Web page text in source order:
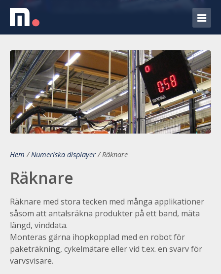
Hem / Numeriska displayer / Räknare
Räknare
Räknare med stora tecken med många applikationer
såsom att antalsräkna produkter på ett band, mäta
längd, vinddata.
Monteras gärna ihopkopplad med en robot för
paketräkning, cykelmätare eller vid t.ex. en svarv för
varvsvisare.